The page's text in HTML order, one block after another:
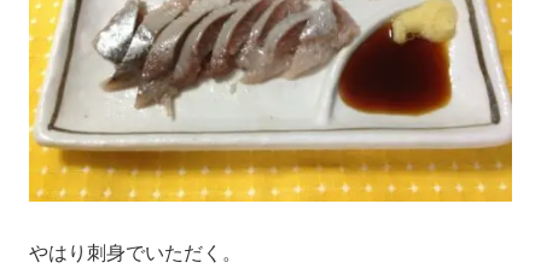
やはり刺身でいただく。